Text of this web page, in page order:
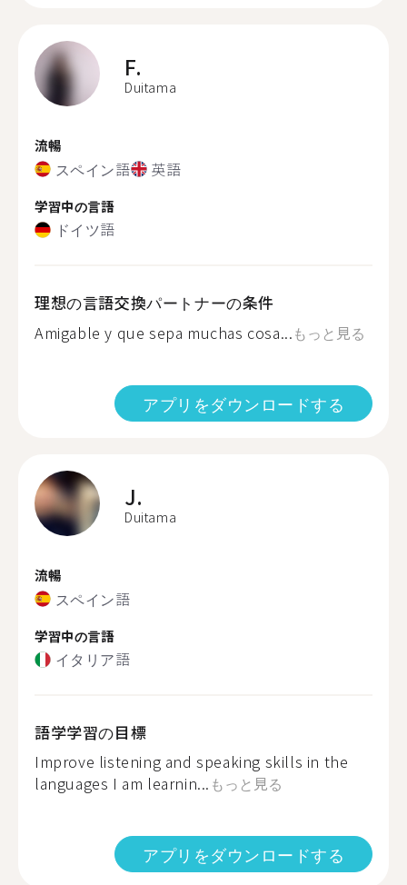
F.
Duitama
流暢
スペイン語 英語
学習中の言語
ドイツ語
理想の言語交換パートナーの条件
Amigable y que sepa muchas cosa...もっと見る
アプリをダウンロードする
J.
Duitama
流暢
スペイン語
学習中の言語
イタリア語
語学学習の目標
Improve listening and speaking skills in the
languages I am learnin... もっと見る
アプリをダウンロードする